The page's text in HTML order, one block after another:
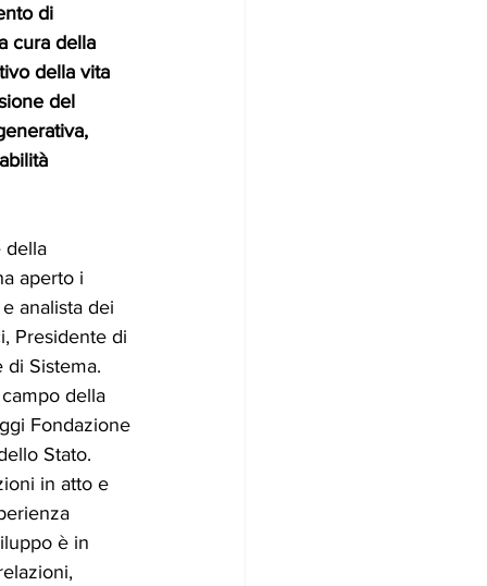
di
cura della
della vita
del
della
aperto i
analista dei
Presidente di
Sistema.
della
Fondazione
Stato.
in atto e
è in